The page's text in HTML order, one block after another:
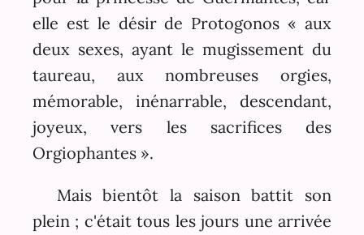
elle est le désir de Protogonos « aux
deux sexes, ayant le mugissement du
taureau, aux nombreuses orgies,
mémorable, inénarrable, descendant,
joyeux, vers les sacrifices des
Orgiophantes ».
Mais bientôt la saison battit son
plein ; c'était tous les jours une arrivée